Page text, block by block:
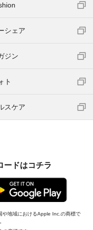
シェア
ジン
ト
スケア
ードはコチラ
地域におけるApple Inc.の商標で